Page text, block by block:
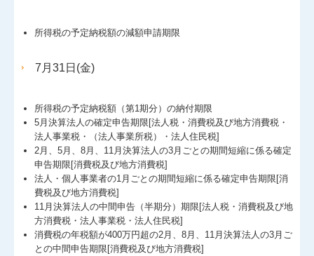
TKCシステムQ&A
経営革新等支援機関とは
経営改善オンデマンド講座
所得税の予定納税額の減額申請期限
7月31日(金)
所得税の予定納税額（第1期分）の納付期限
5月決算法人の確定申告期限[法人税・消費税及び地方消費税・
法人事業税・（法人事業所税）・法人住民税]
2月、5月、8月、11月決算法人の3月ごとの期間短縮に係る確定
申告期限[消費税及び地方消費税]
法人・個人事業者の1月ごとの期間短縮に係る確定申告期限[消
費税及び地方消費税]
11月決算法人の中間申告（半期分）期限[法人税・消費税及び地
方消費税・法人事業税・法人住民税]
消費税の年税額が400万円超の2月、8月、11月決算法人の3月ご
との中間申告期限[消費税及び地方消費税]